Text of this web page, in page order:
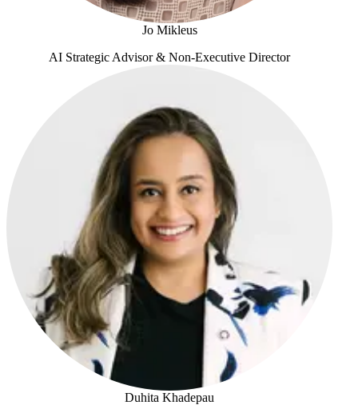
Jo Mikleus
AI Strategic Advisor & Non-Executive Director
Duhita Khadepau